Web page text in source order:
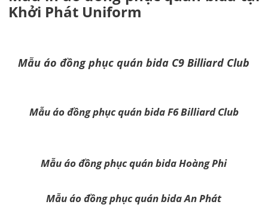
Khởi Phát Uniform
Mẫu áo đồng phục quán bida C9 Billiard Club
Mẫu áo đồng phục quán bida F6 Billiard Club
Mẫu áo đồng phục quán bida Hoàng Phi
Mẫu áo đồng phục quán bida An Phát